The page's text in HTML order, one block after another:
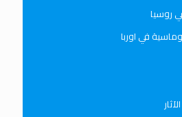
روسيا
في اوربا